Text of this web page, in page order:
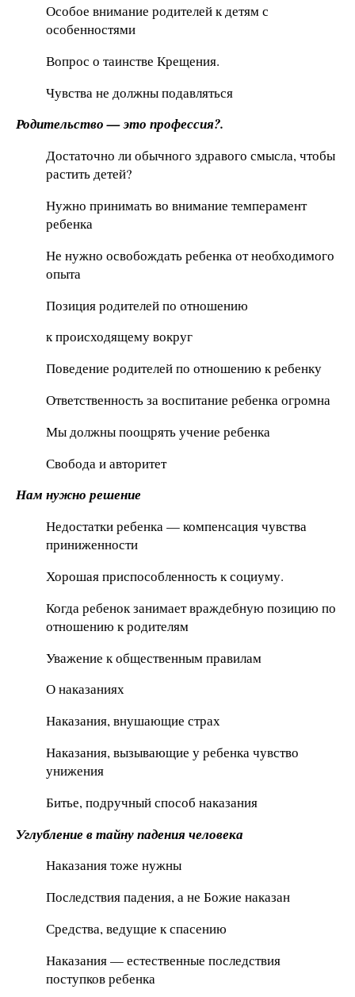
Особое внимание родителей к детям с
особенностями
Вопрос о таинстве Крещения.
Чувства не должны подавляться
Родительство — это профессия?.
Достаточно ли обычного здравого смысла, чтобы
растить детей?
Нужно принимать во внимание темперамент
ребенка
Не нужно освобождать ребенка от необходимого
опыта
Позиция родителей по отношению
к происходящему вокруг
Поведение родителей по отношению к ребенку
Ответственность за воспитание ребенка огромна
Мы должны поощрять учение ребенка
Свобода и авторитет
Нам нужно решение
Недостатки ребенка — компенсация чувства
приниженности
Хорошая приспособленность к социуму.
Когда ребенок занимает враждебную позицию по
отношению к родителям
Уважение к общественным правилам
О наказаниях
Наказания, внушающие страх
Наказания, вызывающие у ребенка чувство
унижения
Битье, подручный способ наказания
Углубление в тайну падения человека
Наказания тоже нужны
Последствия падения, а не Божие наказан
Средства, ведущие к спасению
Наказания — естественные последствия
поступков ребенка